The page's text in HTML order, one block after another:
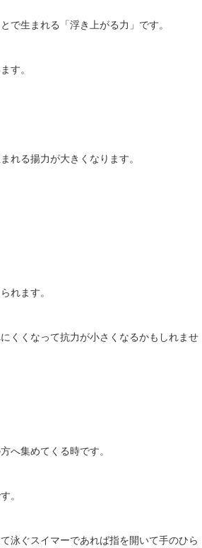
で生まれる「浮き上がる力」です。
す。
れる揚力が大きくなります。
れます。
くくなって抗力が小さくなるかもしれませ
へ集めてくる時です。
。
泳ぐスイマーであれば指を開いて手のひら